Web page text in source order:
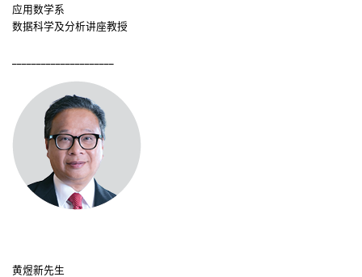
应用数学系
数据科学及分析讲座教授
黄煜新先生